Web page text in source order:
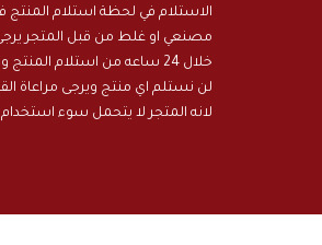
الاستلام في لحظة استلام
مصنعي او غلط من قبل المتجر
خلال 24 ساعه من استلام
لن نستلم اي منتج ويرجى مراعاة
لانه المتجر لا يتحمل سوء